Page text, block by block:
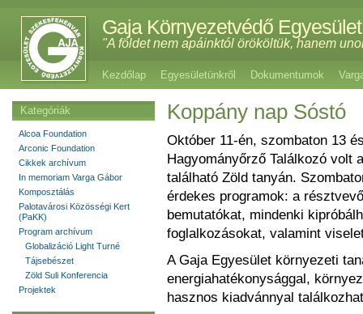
Gaja Környezetvédő Egyesület
"A földet nem apáinktól örököltük, hanem
Kezdőlap Egyesületünkről Dokumentumok
Koppány nap Sóstó
Október 11-én, szombaton 13
Hagyományőrző Találkozó volt
található Zöld tanyán.
érdekes programok: a
bemutatókat, mindenki
foglalkozásokat, valamint
A Gaja Egyesület környezeti
energiahatékonysággal,
hasznos kiadvánnyal
Kategóriák
Alcoa Foundation
Arconic Foundation
Cikkek archívum
In memoriam Varga Gábor
Komposztálás
Palotavárosi Közösségi Kert
(PaKK)
Program archívum
Globalizáció Light Turné
Tájsebészet
Zöld Suli Konferencia
Projektek